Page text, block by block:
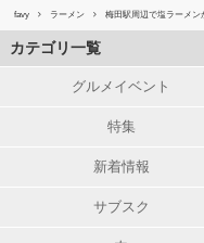
favy ラーメン 梅田駅周辺で塩ラーメン
カテゴリ一覧
グルメイベント
特集
新着情報
サブスク